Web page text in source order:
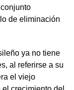
de eliminación
ya no tiene
al referirse a su
el viejo